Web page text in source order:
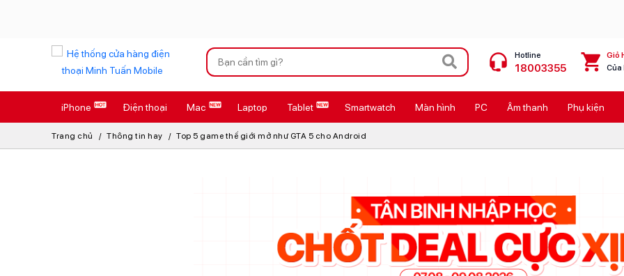
Xu hướng tìm kiếm
iPhone 17 Pro Max
AirTag 2 Mới Galaxy Z8 Series
Ốp lưng Pitaka
Osmo Pocket 4 Ốp lưng Apple
Loa Marshall Cốc sạc Apple
Hotline
18003355
Giỏ
Của
iPhone Điện thoại Mac Laptop Tablet Smartwatch Màn hình PC Âm thanh Phụ kiện
Trang chủ Thông tin hay Top 5 game thế giới mở như GTA 5 cho Android